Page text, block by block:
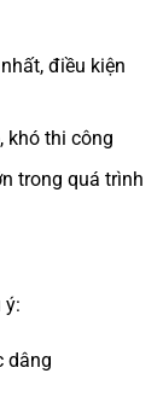
điều kiện
khó thi công
trong quá trình
ý:
dâng